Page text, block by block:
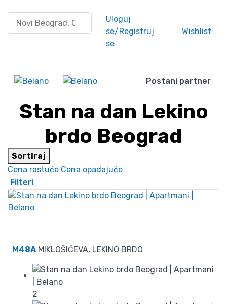
Uloguj
se/Registruj
se
Wishlist
Postani partner
Stan na dan Lekino
brdo Beograd
Sortiraj
Cena rastuće Cena opadajuće
Filteri
M48A MIKLOŠIĆEVA, LEKINO BRDO
2